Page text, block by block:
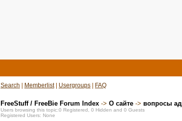
Search Memberlist| Usergroups FAQ
FreeStuff / FreeBie Forum Index -> О сайте -> вопросы
Users browsing this topic:0 Registered, 0 Hidden and 0 Guests
Registered Users: None